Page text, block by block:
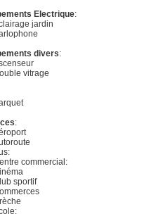
Electrique:
jardin
divers:
vitrage
:
commercial:
sportif